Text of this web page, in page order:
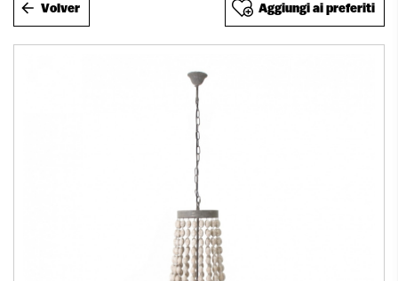
Volver Aggiungi ai preferiti